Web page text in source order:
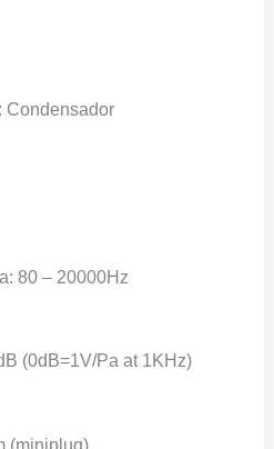
Condensador
80 – 20000Hz
(0dB=1V/Pa at 1KHz)
(miniplug)